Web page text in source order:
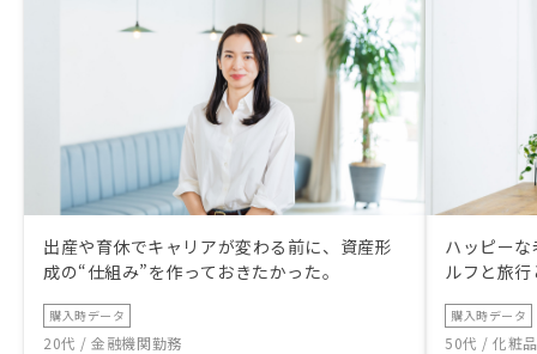
出産や育休でキャリアが変わる前に、資産形
成の“仕組み”を作っておきたかった。
購入時データ
20代 / 金融機関勤務
ハッピー
ルフと旅
購入時データ
50代 / 化粧